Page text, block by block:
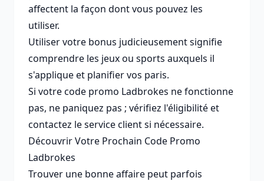
affectent la façon dont vous pouvez les
utiliser.
Utiliser votre bonus judicieusement signifie
comprendre les jeux ou sports auxquels il
s'applique et planifier vos paris.
Si votre code promo Ladbrokes ne fonctionne
pas, ne paniquez pas ; vérifiez l'éligibilité et
contactez le service client si nécessaire.
Découvrir Votre Prochain Code Promo
Ladbrokes
Trouver une bonne affaire peut parfois